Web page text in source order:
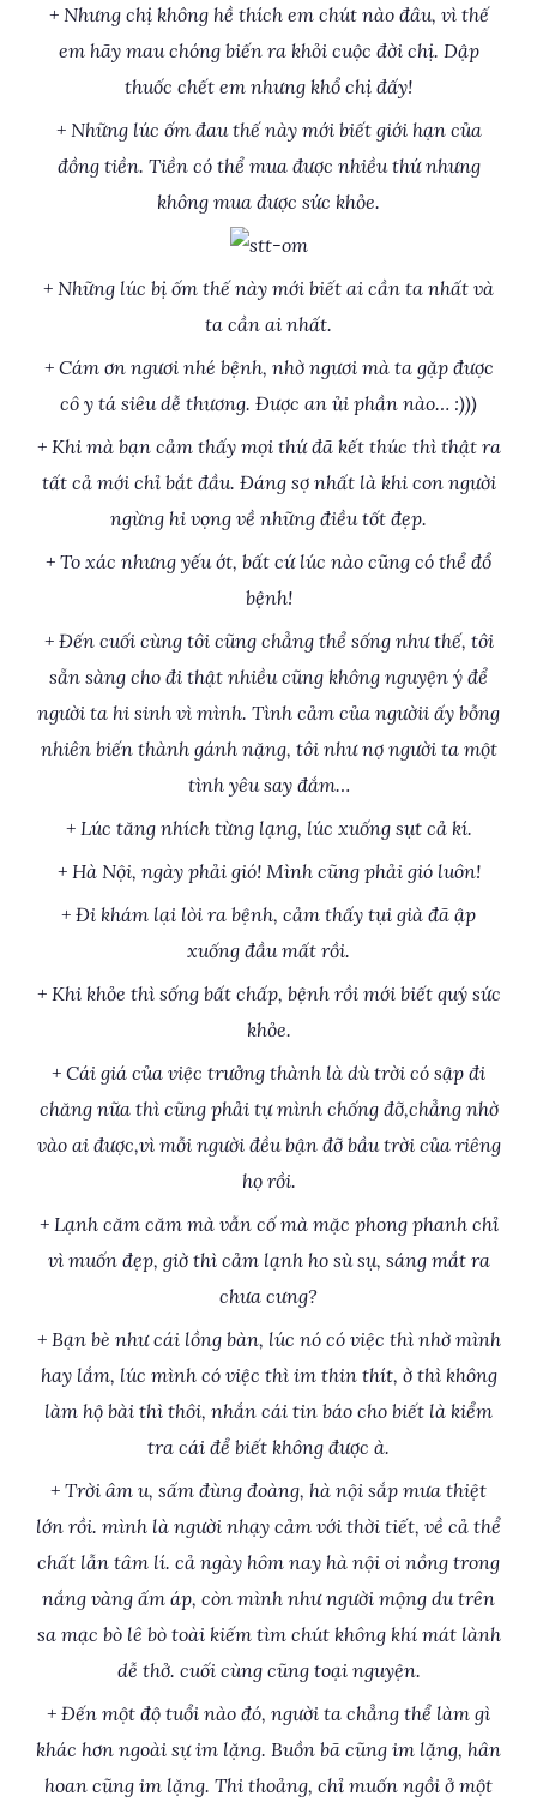
+ Nhưng chị không hề thích em chút nào đâu, vì thế
em hãy mau chóng biến ra khỏi cuộc đời chị. Dập
thuốc chết em nhưng khổ chị đấy!
+ Những lúc ốm đau thế này mới biết giới hạn của
đồng tiền. Tiền có thể mua được nhiều thứ nhưng
không mua được sức khỏe.
+ Những lúc bị ốm thế này mới biết ai cần ta nhất và
ta cần ai nhất.
+ Cám ơn ngươi nhé bệnh, nhờ ngươi mà ta gặp được
cô y tá siêu dễ thương. Được an ủi phần nào… :)))
+ Khi mà bạn cảm thấy mọi thứ đã kết thúc thì thật ra
tất cả mới chỉ bắt đầu. Đáng sợ nhất là khi con người
ngừng hi vọng về những điều tốt đẹp.
+ To xác nhưng yếu ớt, bất cứ lúc nào cũng có thể đổ
bệnh!
+ Đến cuối cùng tôi cũng chẳng thể sống như thế, tôi
sẵn sàng cho đi thật nhiều cũng không nguyện ý để
người ta hi sinh vì mình. Tình cảm của ngườii ấy bỗng
nhiên biến thành gánh nặng, tôi như nợ người ta một
tình yêu say đắm…
+ Lúc tăng nhích từng lạng, lúc xuống sụt cả kí.
+ Hà Nội, ngày phải gió! Mình cũng phải gió luôn!
+ Đi khám lại lòi ra bệnh, cảm thấy tụi già đã ập
xuống đầu mất rồi.
+ Khi khỏe thì sống bất chấp, bệnh rồi mới biết quý sức
khỏe.
+ Cái giá của việc trưởng thành là dù trời có sập đi
chăng nữa thì cũng phải tự mình chống đỡ,chẳng nhờ
vào ai được,vì mỗi người đều bận đỡ bầu trời của riêng
họ rồi.
+ Lạnh căm căm mà vẫn cố mà mặc phong phanh chỉ
vì muốn đẹp, giờ thì cảm lạnh ho sù sụ, sáng mắt ra
chưa cưng?
+ Bạn bè như cái lồng bàn, lúc nó có việc thì nhờ mình
hay lắm, lúc mình có việc thì im thin thít, ờ thì không
làm hộ bài thì thôi, nhắn cái tin báo cho biết là kiểm
tra cái để biết không được à.
+ Trời âm u, sấm đùng đoàng, hà nội sắp mưa thiệt
lớn rồi. mình là người nhạy cảm với thời tiết, về cả thể
chất lẫn tâm lí. cả ngày hôm nay hà nội oi nồng trong
nắng vàng ấm áp, còn mình như người mộng du trên
sa mạc bò lê bò toài kiếm tìm chút không khí mát lành
dễ thở. cuối cùng cũng toại nguyện.
+ Đến một độ tuổi nào đó, người ta chẳng thể làm gì
khác hơn ngoài sự im lặng. Buồn bã cũng im lặng, hân
hoan cũng im lặng. Thi thoảng, chỉ muốn ngồi ở một